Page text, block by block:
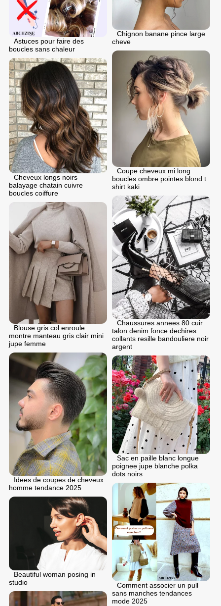
Chignon banane pince large
cheve
Astuces pour faire des
boucles sans chaleur
Coupe cheveux mi long
boucles ombre pointes blond t
shirt kaki
Cheveux longs noirs
balayage chatain cuivre
boucles coiffure
Chaussures annees 80 cuir
talon denim fonce dechires
collants resille bandouliere noir
argent
Blouse gris col enroule
montre manteau gris clair mini
jupe femme
Idees de coupes de cheveux
homme tendance 2025
Sac en paille blanc longue
poignee jupe blanche polka
dots noirs
Comment associer un pull
sans manches tendances
mode 2025
Beautiful woman posing in
studio